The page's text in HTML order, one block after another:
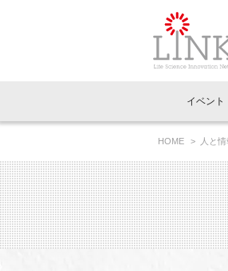
イベントお知
イベント
イベント一覧
LINK-J主催・
LINK-J協賛・
Out of Box相
インタビュー
スペシャルイ
連載コラム
ニュース一覧
トピック
メディア情報
理事長挨拶
国内外連携
組織概要
特別会員一覧
専用メニュー
ラウンジ・会
アクセス
HOME 人と